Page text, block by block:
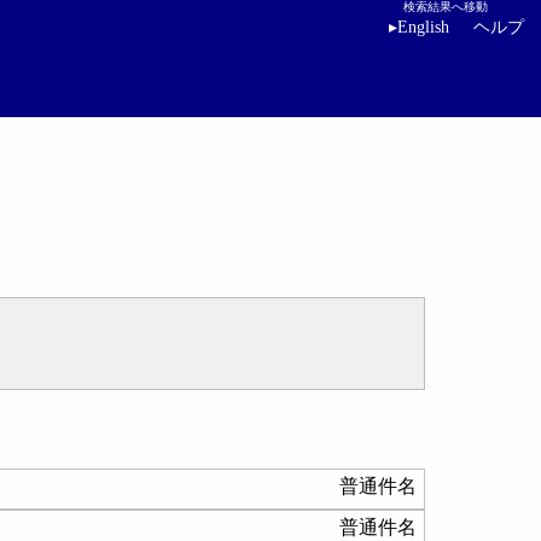
検索結果へ移動
▸English ヘルプ
普通件名
普通件名